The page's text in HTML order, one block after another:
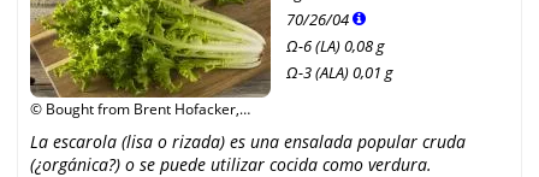
© Bought from Brent Hofacker,
70/26/04
Ω-6 (LA) 0,08 g
Ω-3 (ALA) 0,01 g
La escarola (lisa o rizada) es una ensalada popular cruda
(¿orgánica?) o se puede utilizar cocida como verdura.